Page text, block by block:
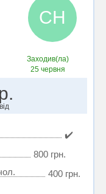
СН
Заходив(ла)
25 червня
✔️
800 грн.
400 грн.